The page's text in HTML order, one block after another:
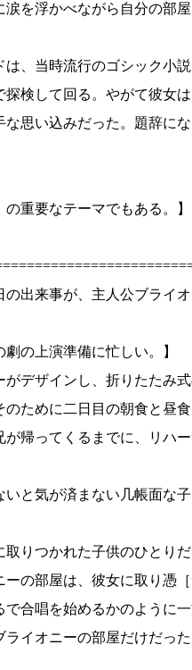
を浮かべながら自分の部
、当時流行のゴシック
検して回る。やがて彼
思い込みだった。題辞
重要なテーマでもある。】
の出来事が、主人公ブラ
の上演準備に忙しい。】
デザインし、折りたたみ
ために二日目の朝食と昼
帰ってくるまでに、リハ
と気が済まない几帳面な子
りつかれた子供のひと
の部屋は、彼女に取り
で合唱を始めるかのよう
イオニーの部屋だけだっ